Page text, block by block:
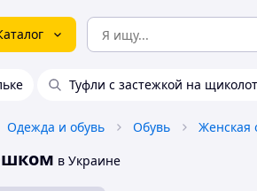
Туфли с застежкой на
Одежда и обувь Обувь Женская
в Украине